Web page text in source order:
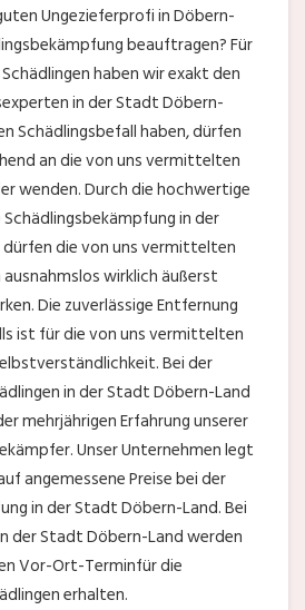
Ungezieferprofi in Döbern-
beauftragen? Für
haben wir exakt den
in der Stadt Döbern-
Schädlingsbefall haben, dürfen
an die von uns vermittelten
wenden. Durch die hochwertige
in der
die von uns vermittelten
wirklich äußerst
Die zuverlässige Entfernung
ist für die von uns vermittelten
Bei der
in der Stadt Döbern-Land
mehrjährigen Erfahrung unserer
Unser Unternehmen legt
angemessene Preise bei der
in der Stadt Döbern-Land. Bei
der Stadt Döbern-Land werden
Vor-Ort-Terminfür die
erhalten.